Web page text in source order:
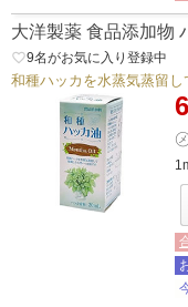
大洋製薬 食品添加物
favorite_border9名がお気に入り登録中
和種ハッカを水蒸気蒸留し